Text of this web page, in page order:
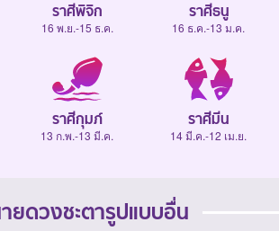
ราศีพิจิก
16 พ.ย.-15 ธ.ค.
ราศีธนู
16 ธ.ค.-13 ม.ค.
ราศีกุมภ์
13 ก.พ.-13 มี.ค.
ราศีมีน
14 มี.ค.-12 เม.ย.
ยดวงชะตารูปแบบอื่น